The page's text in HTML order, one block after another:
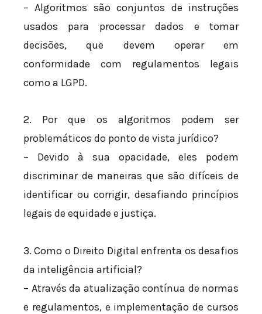
– Algoritmos são conjuntos de instruções
usados para processar dados e tomar
decisões, que devem operar em
conformidade com regulamentos legais
como a LGPD.
2. Por que os algoritmos podem ser
problemáticos do ponto de vista jurídico?
– Devido à sua opacidade, eles podem
discriminar de maneiras que são difíceis de
identificar ou corrigir, desafiando princípios
legais de equidade e justiça.
3. Como o Direito Digital enfrenta os desafios
da inteligência artificial?
– Através da atualização contínua de normas
e regulamentos, e implementação de cursos